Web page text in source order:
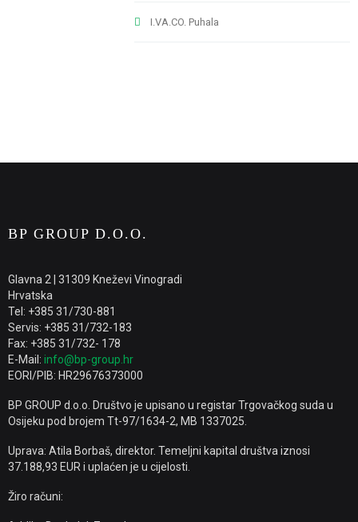
I.VA.CO. Puhala
BP GROUP D.O.O.
Glavna 2 | 31309 Kneževi Vinogradi
Hrvatska
Tel: +385 31/730-881
Servis: +385 31/732-183
Fax: +385 31/732- 178
E-Mail: info@bp-group.hr
EORI/PIB: HR29676373000
BP GROUP d.o.o. Društvo je upisano u registar Trgovačkog suda u
Osijeku pod brojem Tt-97/1634-2, MB 1337025.
Uprava: Atila Borbaš, direktor. Temeljni kapital društva iznosi
37.188,93 EUR i uplaćen je u cijelosti.
Žiro računi: